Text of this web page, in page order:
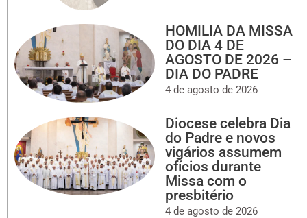
HOMILIA DA MISSA
DO DIA 4 DE
AGOSTO DE 2026 –
DIA DO PADRE
4 de agosto de 2026
Diocese celebra Dia
do Padre e novos
vigários assumem
ofícios durante
Missa com o
presbitério
4 de agosto de 2026